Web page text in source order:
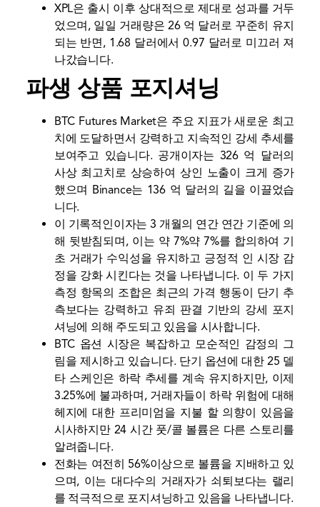
XPL은 출시 이후 상대적으로 제대로 성과를 거두
었으며, 일일 거래량은 26 억 달러로 꾸준히 유지
되는 반면, 1.68 달러에서 0.97 달러로 미끄러 져
나갔습니다.
파생 상품 포지셔닝
BTC Futures Market은 주요 지표가 새로운 최고
치에 도달하면서 강력하고 지속적인 강세 추세를
보여주고 있습니다. 공개이자는 326 억 달러의
사상 최고치로 상승하여 상인 노출이 크게 증가
했으며 Binance는 136 억 달러의 길을 이끌었습
니다.
이 기록적인이자는 3 개월의 연간 연간 기준에 의
해 뒷받침되며, 이는 약 7%약 7%를 합의하여 기
초 거래가 수익성을 유지하고 긍정적 인 시장 감
정을 강화 시킨다는 것을 나타냅니다. 이 두 가지
측정 항목의 조합은 최근의 가격 행동이 단기 추
측보다는 강력하고 유죄 판결 기반의 강세 포지
셔닝에 의해 주도되고 있음을 시사합니다.
BTC 옵션 시장은 복잡하고 모순적인 감정의 그
림을 제시하고 있습니다. 단기 옵션에 대한 25 델
타 스케인은 하락 추세를 계속 유지하지만, 이제
3.25%에 불과하며, 거래자들이 하락 위험에 대해
헤지에 대한 프리미엄을 지불 할 의향이 있음을
시사하지만 24 시간 풋/콜 볼륨은 다른 스토리를
알려줍니다.
전화는 여전히 56%이상으로 볼륨을 지배하고 있
으며, 이는 대다수의 거래자가 쇠퇴보다는 랠리
를 적극적으로 포지셔닝하고 있음을 나타냅니다.